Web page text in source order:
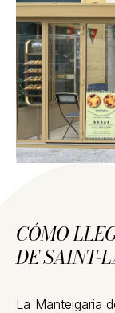
CÓMO
DE SAINT-
La Manteigaria